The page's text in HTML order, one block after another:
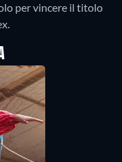
per vincere il titolo